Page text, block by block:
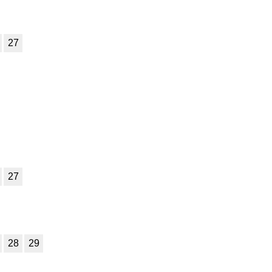
27
27
28 29